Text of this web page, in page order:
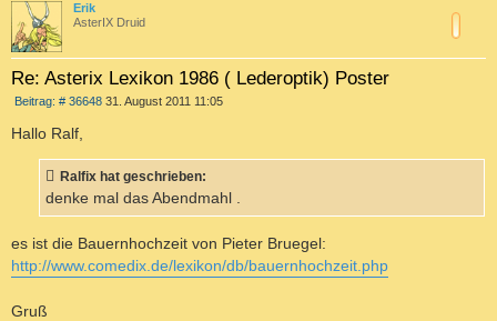
Erik
AsterIX Druid
Re: Asterix Lexikon 1986 ( Lederoptik) Poster
Beitrag: # 36648B
r
a
31. August 2011 11:05
Hallo Ralf,
Ralfix hat geschrieben:
denke mal das Abendmahl .
es ist die Bauernhochzeit von Pieter Bruegel:
http://www.comedix.de/lexikon/db/bauernhochzeit.php
Gruß